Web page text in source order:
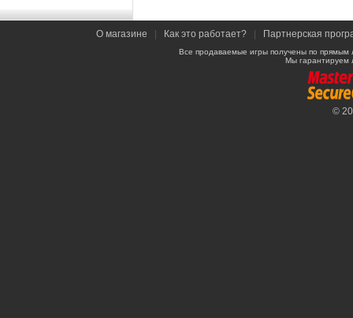
О магазине Как это работает? Партнерская
Все продаваемые игры получены по
Мы гарантируем
©